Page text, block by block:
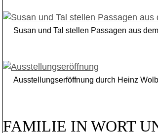
Susan und Tal stellen Passagen aus
Ausstellungserföffnung durch Heinz
FAMILIE IN WORT